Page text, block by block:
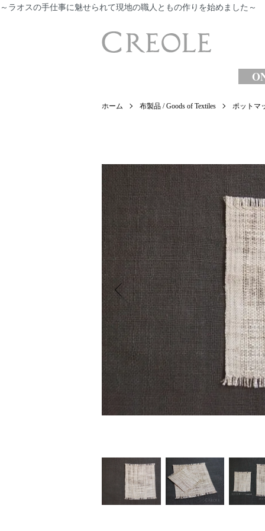
～ラオスの手仕事に魅せられて現地の職人ともの作りを始めました～
ホーム 布製品 / Goods of Textiles ポットマ